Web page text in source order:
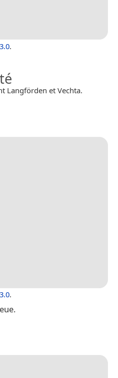
.
Langförden et Vechta.
.